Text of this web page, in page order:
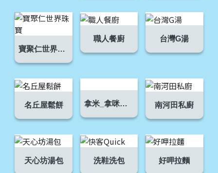
寶聚仁世界珠寶
職人餐廚 台灣G湯
名丘屋鬆餅 拿米_拿咪商店 南河田私廚
天心坊湯包 洗鞋洗包 好呷拉麵